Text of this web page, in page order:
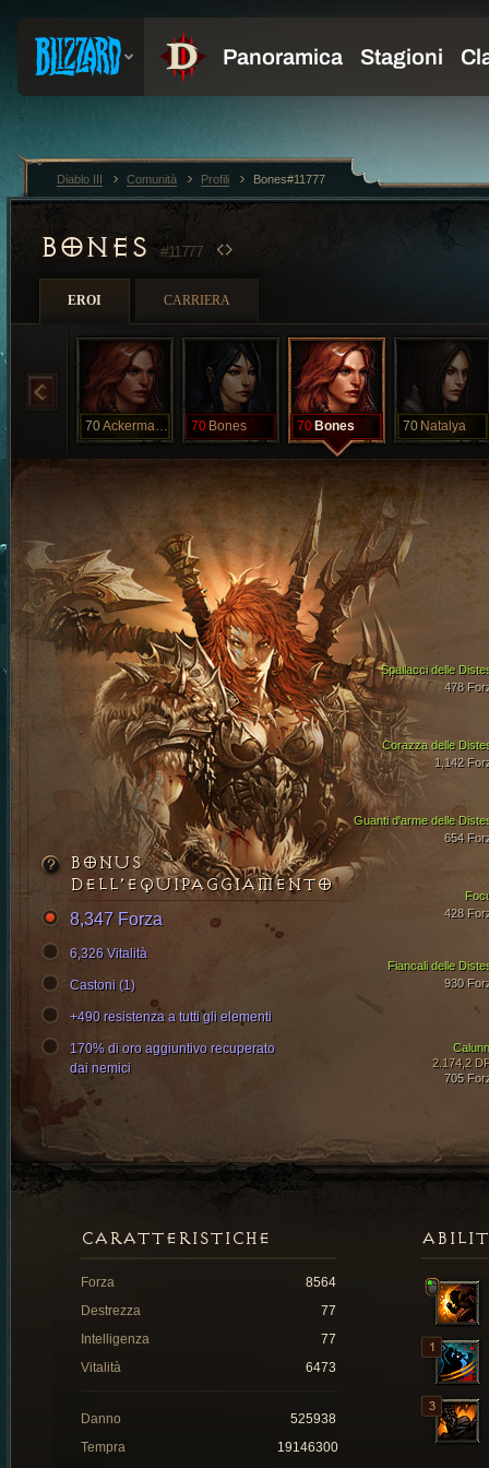
BONES#11777
EROI CARRIERA
70 Ackermann 70 Bones 70 Bones 70 Natalya
Corazza delle
1,142
Guanti d'arme delle
654
Spallacci delle
478
Fiancali delle
930
2.174,2
705
428
BONUS
DELL’EQUIPAGGIAMENTO
8,347 Forza
6,326 Vitalità
Castoni (1)
+490 resistenza a tutti gli elementi
170% di oro aggiuntivo recuperato
dai nemici
CARATTERISTICHE
Forza
8564
Destrezza
77
Intelligenza
77
Vitalità
6473
Danno
525938
Tempra
19146300
Diablo III Comunità Profili Bones#11777